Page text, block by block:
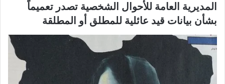
المديرية العامة للأحوال الشخصية تصدر تعميماً
بشأن بيانات قيد عائلية للمطلق أو المطلقة